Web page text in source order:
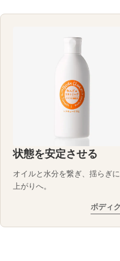
状態を安定させる
オイルと水分を繋ぎ、揺らぎ
上がりへ。
ボディ